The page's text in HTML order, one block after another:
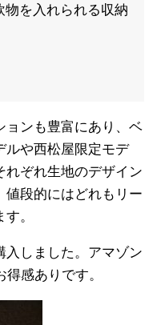
物を入れられる収納
ョンも豊富にあり、ベ
ルや西松屋限定モデ
れぞれ生地のデザイン
値段的にはどれもリー
。
入しました。アマゾン
感ありです。